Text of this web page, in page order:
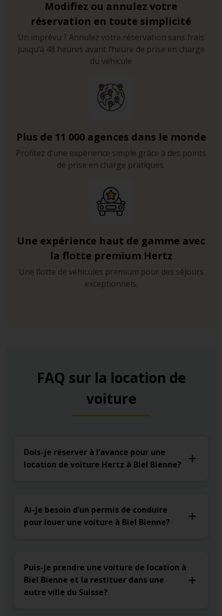
Modifiez ou annulez votre
réservation en toute simplicité
Un imprévu ? Annulez votre réservation sans frais
jusqu’à 48 heures avant l’heure de prise en charge
du véhicule
Plus de 11 000 agences dans le monde
Profitez d’une expérience simple grâce à des points
de prise en charge pratiques.
Une expérience haut de gamme avec
la flotte premium Hertz
Une flotte de véhicules premium pour des séjours
exceptionnels.
FAQ sur la location de
voiture
Dois-je réserver à l’avance pour une
location de voiture Hertz à Biel Bienne?
Ai-je besoin d’un permis de conduire
pour louer une voiture à Biel Bienne?
Puis-je prendre une voiture de location à
Biel Bienne et la restituer dans une
autre ville du Suisse?